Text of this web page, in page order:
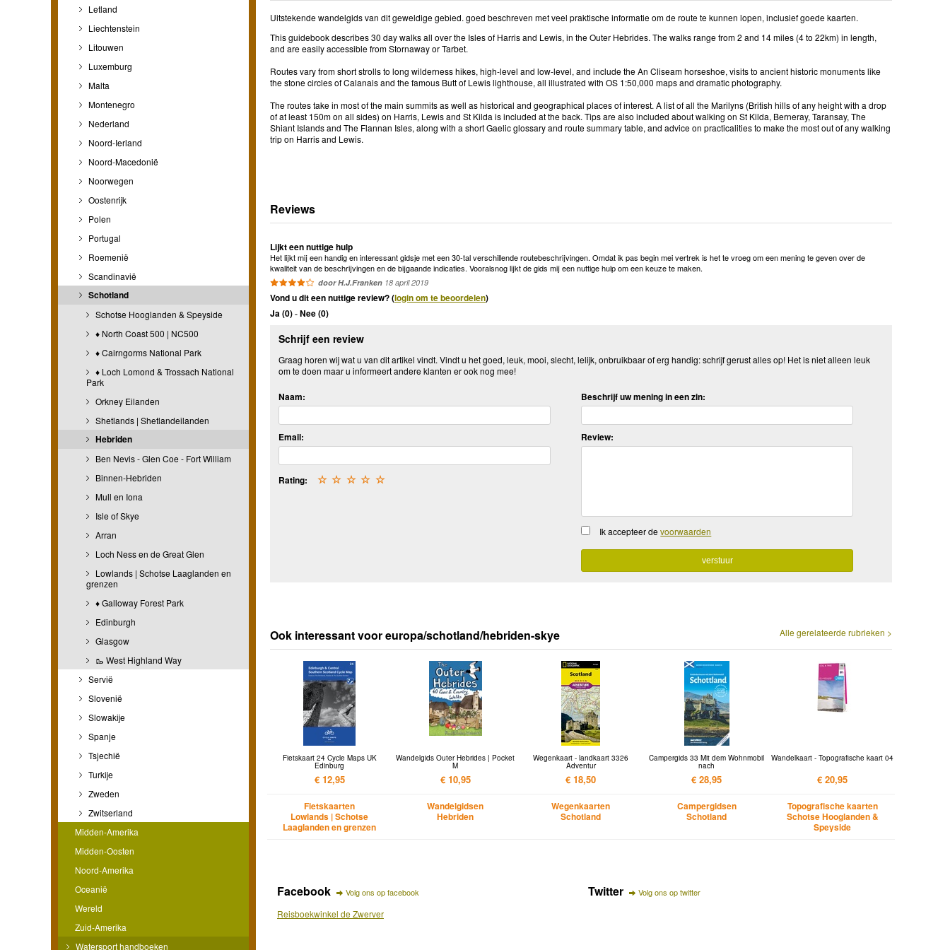
Letland
Liechtenstein
Litouwen
Luxemburg
Malta
Montenegro
Nederland
Noord-Ierland
Noord-Macedonië
Noorwegen
Oostenrijk
Polen
Portugal
Roemenië
Scandinavië
Schotland
Schotse Hooglanden & Speyside
♦ North Coast 500 | NC500
♦ Cairngorms National Park
♦ Loch Lomond & Trossach National
Park
Orkney Eilanden
Shetlands | Shetlandeilanden
Hebriden
Ben Nevis - Glen Coe - Fort William
Binnen-Hebriden
Mull en Iona
Isle of Skye
Arran
Loch Ness en de Great Glen
Lowlands | Schotse Laaglanden en
grenzen
♦ Galloway Forest Park
Edinburgh
Glasgow
🥾 West Highland Way
Servië
Slovenië
Slowakije
Spanje
Tsjechië
Turkije
Zweden
Zwitserland
Midden-Amerika
Midden-Oosten
Noord-Amerika
Oceanië
Wereld
Zuid-Amerika
Watersport handboeken
Uitstekende wandelgids van dit geweldige gebied. goed beschreven met veel praktische informatie om de route te kunnen lopen, inclusief goede kaarten.
This guidebook describes 30 day walks all over the Isles of Harris and Lewis, in the Outer Hebrides. The walks range from 2 and 14 miles (4 to 22km) in length,
and are easily accessible from Stornaway or Tarbet.
Routes vary from short strolls to long wilderness hikes, high-level and low-level, and include the An Cliseam horseshoe, visits to ancient historic monuments like
the stone circles of Calanais and the famous Butt of Lewis lighthouse, all illustrated with OS 1:50,000 maps and dramatic photography.
The routes take in most of the main summits as well as historical and geographical places of interest. A list of all the Marilyns (British hills of any height with a drop
of at least 150m on all sides) on Harris, Lewis and St Kilda is included at the back. Tips are also included about walking on St Kilda, Berneray, Taransay, The
Shiant Islands and The Flannan Isles, along with a short Gaelic glossary and route summary table, and advice on practicalities to make the most out of any walking
trip on Harris and Lewis.
Reviews
Lijkt een nuttige hulp
Het lijkt mij een handig en interessant gidsje met een 30-tal verschillende routebeschrijvingen. Omdat ik pas begin mei vertrek is het te vroeg om een mening te geven over de
kwaliteit van de beschrijvingen en de bijgaande indicaties. Vooralsnog lijkt de gids mij een nuttige hulp om een keuze te maken.
door H.J.Franken 18 april 2019
Vond u dit een nuttige review? (login om te beoordelen)
Ja (0)-Nee (0)
Schrijf een review
Graag horen wij wat u van dit artikel vindt. Vindt u het goed, leuk, mooi, slecht, lelijk, onbruikbaar of erg handig: schrijf gerust alles op! Het is niet alleen leuk
om te doen maar u informeert andere klanten er ook nog mee!
Naam:
Email:
Rating: ☆
☆
☆
☆
☆
Beschrijf uw mening in een zin:
Review:
Ik accepteer devoorwaarden
Alle gerelateerde rubrieken >
Ook interessant voor europa/schotland/hebriden-skye
Fietskaart 24 Cycle Maps UK
Edinburg
€ 12,95
Fietskaarten
Lowlands | Schotse
Laaglanden en grenzen
Wandelgids Outer Hebrides | Pocket
M
€ 10,95
Wandelgidsen
Hebriden
Wegenkaart - landkaart 3326
Adventur
€ 18,50
Wegenkaarten
Schotland
Campergids 33 Mit dem Wohnmobil
nach
€ 28,95
Campergidsen
Schotland
Wandelkaart - Topografische kaart 04
€ 20,95
Topografische kaarten
Schotse Hooglanden &
Speyside
Facebook Volg ons op facebook
Reisboekwinkel de Zwerver
Twitter Volg ons op twitter